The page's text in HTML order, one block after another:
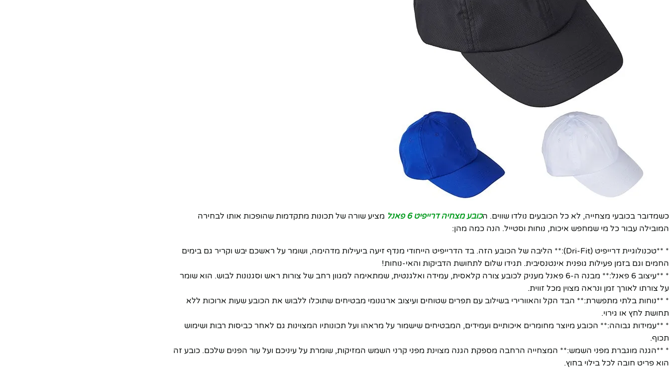
כשמדובר בכובעי מצחייה, לא כל הכובעים נולדו שווים. הכובע מצחיה דרייפיט 6 פאנל
מציע שורה של תכונות מתקדמות שהופכות אותו לבחירה
המובילה עבור כל מי שמחפש איכות, נוחות וסטייל. הנה כמה מהן:
* **טכנולוגיית דרייפיט (Dri-Fit):** הליבה של הכובע הזה. בד הדרייפיט הייחודי מנדף זיעה ביעילות מדהימה, ושומר על ראשכם יבש וקריר גם בימים
החמים וגם בזמן פעילות גופנית אינטנסיבית. תגידו שלום לתחושת הדביקות והאי-נוחות!
* **עיצוב 6 פאנל:** מבנה ה-6 פאנל מעניק לכובע צורה קלאסית, עמידה ואלגנטית, שמתאימה למגוון רחב של צורות ראש וסגנונות לבוש. הוא שומר
על צורתו לאורך זמן ונראה מצוין מכל זווית.
* **נוחות בלתי מתפשרת:** הבד הקל והאוורירי בשילוב עם תפרים שטוחים ועיצוב ארגונומי מבטיחים שתוכלו ללבוש את הכובע שעות ארוכות ללא
תחושת לחץ או גירוי.
* **עמידות גבוהה:** הכובע מיוצר מחומרים איכותיים ועמידים, המבטיחים שישמור על מראהו ועל תכונותיו המצוינות גם לאחר כביסות רבות ושימוש
תכוף.
* **הגנה מוגברת מפני השמש:** המצחייה הרחבה מספקת הגנה מצוינת מפני קרני השמש המזיקות, שומרת על עיניכם ועל עור הפנים שלכם. כובע זה
הוא פריט חובה לכל בילוי בחוץ.
פייסבוק
אינסטגרם